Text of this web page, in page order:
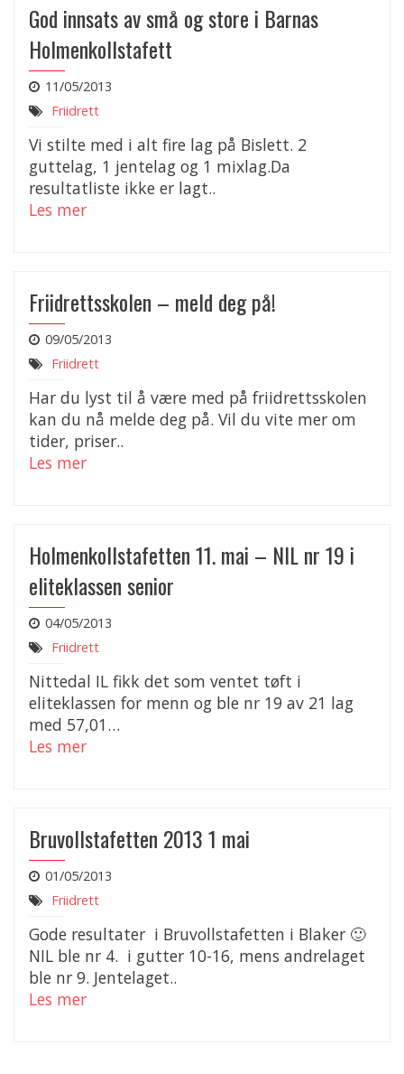
God innsats av små og store i Barnas
Holmenkollstafett
11/05/2013
Friidrett
Vi stilte med i alt fire lag på Bislett. 2
guttelag, 1 jentelag og 1 mixlag.Da
resultatliste ikke er lagt..
Les mer
Friidrettsskolen – meld deg på!
09/05/2013
Friidrett
Har du lyst til å være med på friidrettsskolen
kan du nå melde deg på. Vil du vite mer om
tider, priser..
Les mer
Holmenkollstafetten 11. mai – NIL nr 19 i
eliteklassen senior
04/05/2013
Friidrett
Nittedal IL fikk det som ventet tøft i
eliteklassen for menn og ble nr 19 av 21 lag
med 57,01…
Les mer
Bruvollstafetten 2013 1 mai
01/05/2013
Friidrett
Gode resultater i Bruvollstafetten i Blaker 🙂
NIL ble nr 4. i gutter 10-16, mens andrelaget
ble nr 9. Jentelaget..
Les mer